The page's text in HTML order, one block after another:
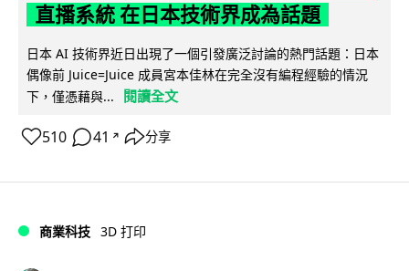
直播系統 在日本技術界成為話題
日本 AI 技術界近日出現了一個引發廣泛討論的熱門話題：日本
偶像前 Juice=Juice 成員宮本佳林在完全沒有編程經驗的情況
下，僅憑藉與...
閱讀全文
510 41 ↗ 分享
商業科技 3D 打印